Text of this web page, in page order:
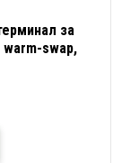
за
warm-swap,